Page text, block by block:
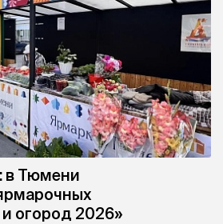
в Тюмени
огород 2026»